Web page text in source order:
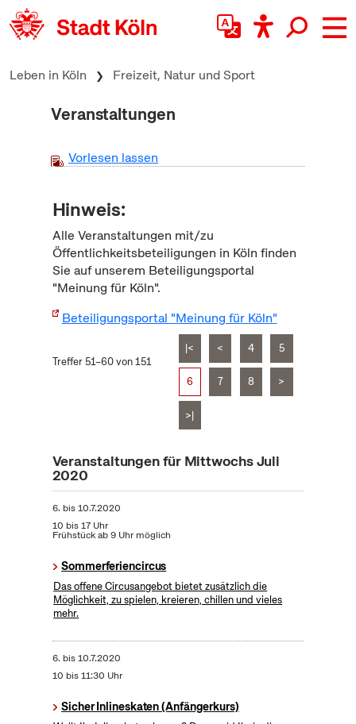
zum Inhalt springen
Leben in Köln Freizeit, Natur und Sport
Veranstaltungen
Vorlesen lassen
Hinweis:
Alle Veranstaltungen mit/zu
Öffentlichkeitsbeteiligungen in Köln finden
Sie auf unserem Beteiligungsportal
"Meinung für Köln".
Beteiligungsportal "Meinung für Köln"
Treffer 51–60 von 151
|< < 4 5
6 7 8 >
>|
Veranstaltungen für Mittwochs Juli
2020
6. bis10.7.2020
10 bis 17 Uhr
Frühstück ab 9 Uhr möglich
Sommerferiencircus
Das offene Circusangebot bietet zusätzlich die
Möglichkeit, zu spielen, kreieren, chillen und vieles
mehr.
6. bis10.7.2020
10 bis 11:30 Uhr
Sicher Inlineskaten (Anfängerkurs)